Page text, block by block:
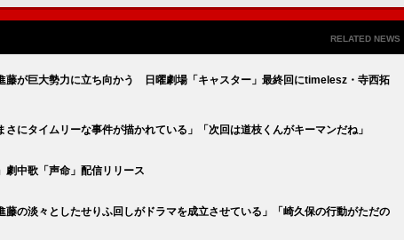
RELATED NEWS
藤が巨大勢力に立ち向かう 日曜劇場「キャスター」最終回にtimelesz・寺西拓
さにタイムリーな事件が描かれている」「次回は道枝くんがキーマンだね」
中歌「声命」配信リリース
藤の淡々としたせりふ回しがドラマを成立させている」「崎久保の行動がただの